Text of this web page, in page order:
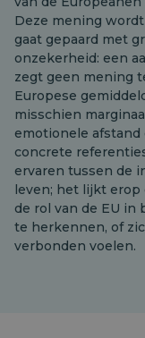
Deze mening
gaat gepaard met
onzekerheid: een
zegt geen mening
Europese
misschien
emotionele
concrete
ervaren tussen de
leven; het lijkt erop
de rol van de EU
te herkennen, of
verbonden voelen.